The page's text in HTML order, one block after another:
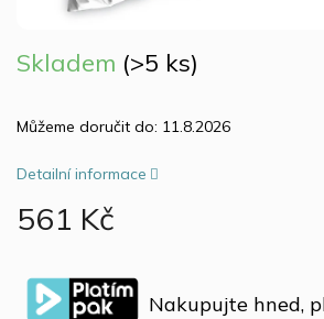
561 Kč
cena:
Nakupujte hned,
Skladem (>5 ks)
Můžeme doručit do: 11.8.2026
Detailní informace